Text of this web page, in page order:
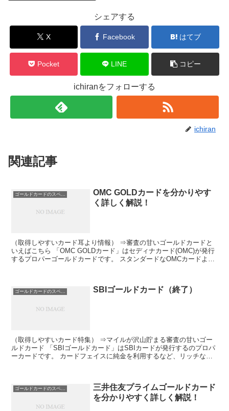
シェアする
X Facebook はてブ
Pocket LINE コピー
ichiranをフォローする
ichiran
関連記事
ゴールドカードのスペック
OMC GOLDカードを分かりやす
く詳しく解説！
（取得しやすいカード耳より情報） ⇒審査の甘いゴールドカードと
いえばこちら 「OMC GOLDカード」はセディナカード(OMC)が発行
するプロパーゴールドカードです。 スタンダードなOMCカードより
ゴールドカードのスペック SBIゴールドカード（終了）
（取得しやすいカード特集） ⇒マイルが沢山貯まる審査の甘いゴー
ルドカード 「SBIゴールドカード」はSBIカードが発行するのプロパ
ーカードです。 カードフェイスに純金を利用するなど、リッチなゴ
ゴールドカードのスペック
三井住友プライムゴールドカード
を分かりやすく詳しく解説！